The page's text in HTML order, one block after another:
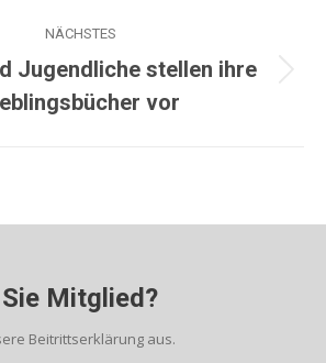
NÄCHSTES
Jugendliche stellen ihre
vor
Mitglied?
Beitrittserklärung aus.